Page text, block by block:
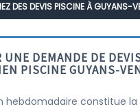
DES DEVIS PISCINE À GUYANS-
UNE DEMANDE DE
PISCINE GUYANS-
hebdomadaire constitue la